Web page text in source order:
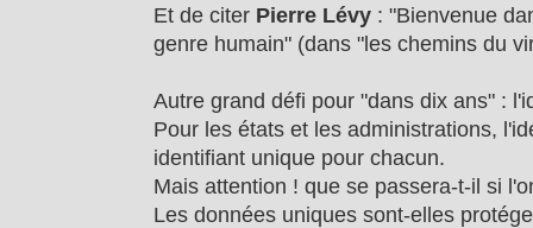
Et de citer Pierre Lévy: "Bienvenue
genre humain" (dans "les chemins du
Autre grand défi pour "dans dix ans" :
Pour les états et les administrations,
identifiant unique pour chacun.
Mais attention ! que se passera-t-il si
Les données uniques sont-elles